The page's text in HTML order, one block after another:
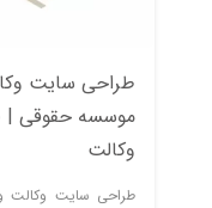
طراحی سایت
موسسه حقوقی |
وکالت
طراحی سایت وکالت